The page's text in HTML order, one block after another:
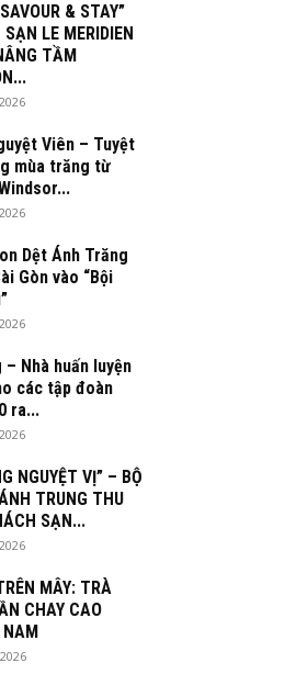
& STAY”
LE MERIDIEN
TẦM
Viên – Tuyệt
mùa trăng từ
Dệt Ánh Trăng
Gòn vào “Bội
– Nhà huấn luyện
các tập đoàn
ra...
NGUYỆT VỊ” – BỘ
TRUNG THU
SẠN...
MÂY: TRÀ
CHAY CAO